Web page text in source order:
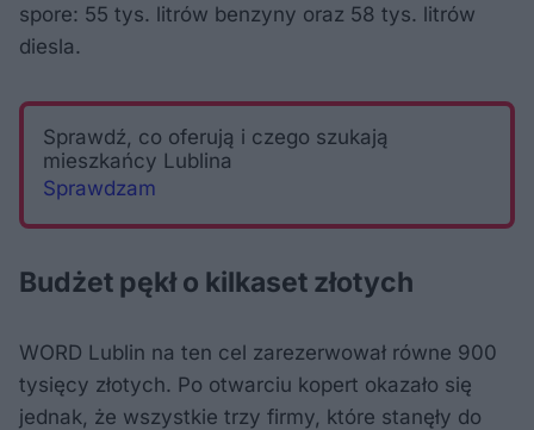
spore: 55 tys. litrów benzyny oraz 58 tys. litrów
diesla.
Sprawdź, co oferują i czego szukają
mieszkańcy Lublina
Sprawdzam
Budżet pękł o kilkaset złotych
WORD Lublin na ten cel zarezerwował równe 900
tysięcy złotych. Po otwarciu kopert okazało się
jednak, że wszystkie trzy firmy, które stanęły do